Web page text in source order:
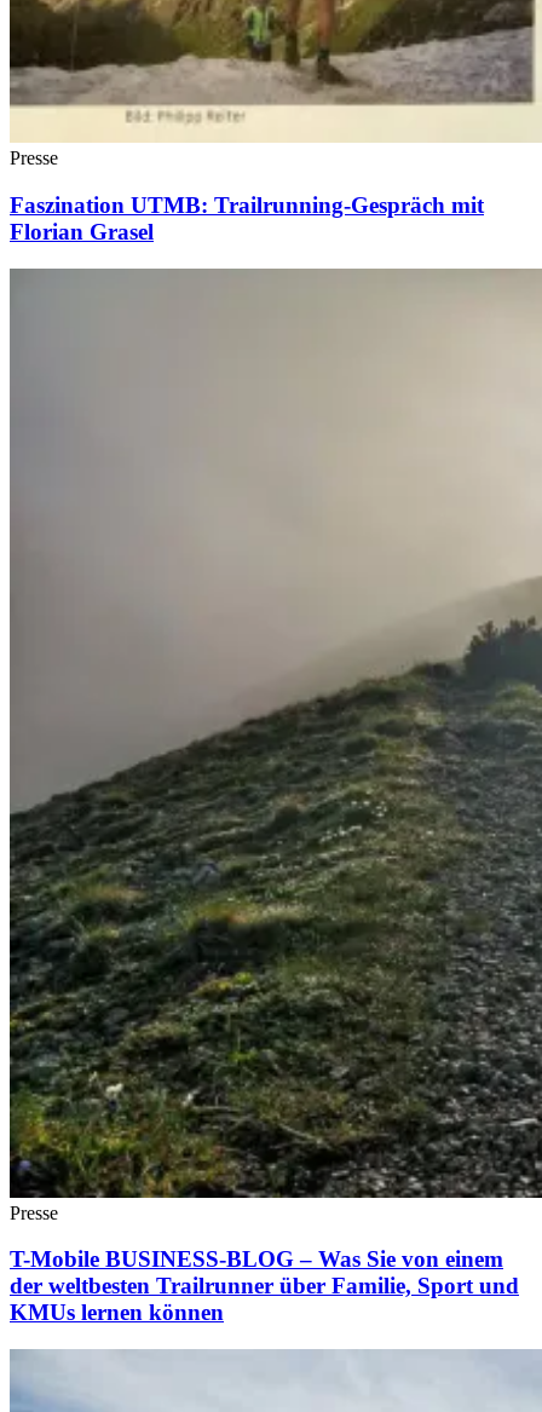
Presse
Faszination UTMB: Trailrunning-Gespräch mit
Florian Grasel
Presse
T-Mobile BUSINESS-BLOG – Was Sie von einem
der weltbesten Trailrunner über Familie, Sport und
KMUs lernen können